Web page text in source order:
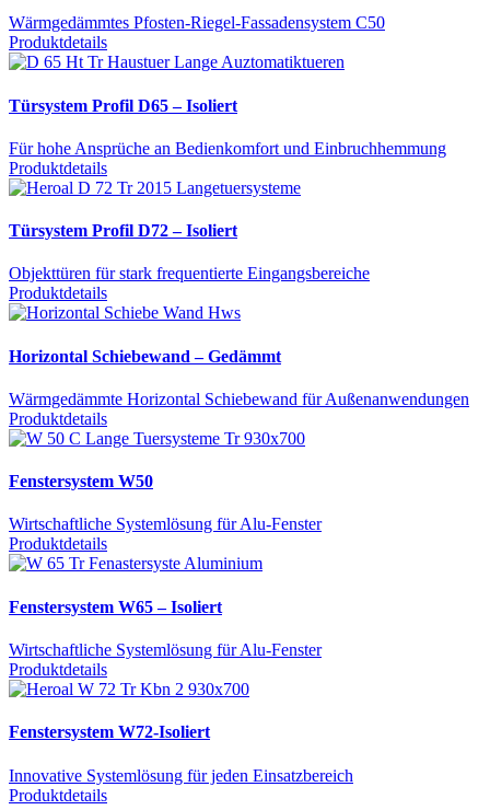
Wärmgedämmtes Pfosten-Riegel-Fassadensystem C50
Produktdetails
Türsystem Profil D65 – Isoliert
Für hohe Ansprüche an Bedienkomfort und Einbruchhemmung
Produktdetails
Türsystem Profil D72 – Isoliert
Objekttüren für stark frequentierte Eingangsbereiche
Produktdetails
Horizontal Schiebewand – Gedämmt
Wärmgedämmte Horizontal Schiebewand für Außenanwendungen
Produktdetails
Fenstersystem W50
Wirtschaftliche Systemlösung für Alu-Fenster
Produktdetails
Fenstersystem W65 – Isoliert
Wirtschaftliche Systemlösung für Alu-Fenster
Produktdetails
Fenstersystem W72-Isoliert
Innovative Systemlösung für jeden Einsatzbereich
Produktdetails